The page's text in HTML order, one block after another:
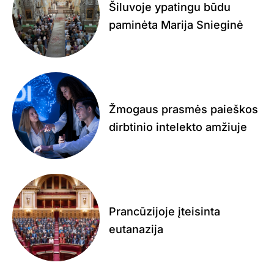
Šiluvoje ypatingu būdu
paminėta Marija Snieginė
Žmogaus prasmės paieškos
dirbtinio intelekto amžiuje
Prancūzijoje įteisinta
eutanazija